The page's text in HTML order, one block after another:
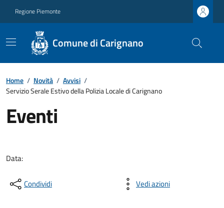
Regione Piemonte
Comune di Carignano
Home / Novità / Avvisi /
Servizio Serale Estivo della Polizia Locale di Carignano
Eventi
Data:
Condividi Vedi azioni